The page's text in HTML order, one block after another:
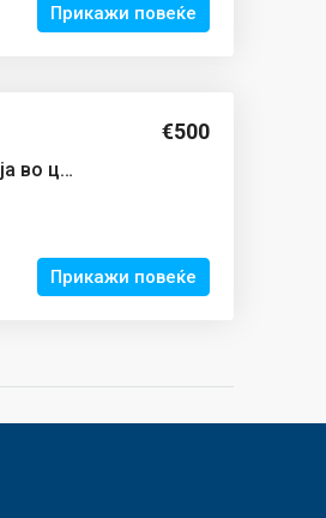
Прикажи повеќе
Се издава деловен простор,ординација во центарот на Струмица
€500
Прикажи повеќе